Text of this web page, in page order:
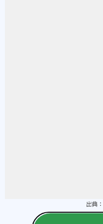
出典：